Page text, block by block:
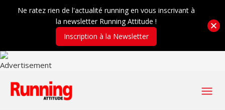
Ne ratez rien de l'actualité running en vous inscrivant à
la newsletter Running Attitude !
Inscription à la Newsletter